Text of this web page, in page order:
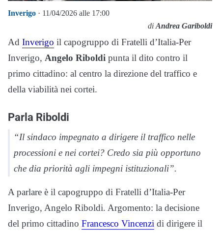
Inverigo · 11/04/2026 alle 17:00
di Andrea Gariboldi
Ad Inverigo il capogruppo di Fratelli d’Italia-Per
Inverigo, Angelo Riboldi punta il dito contro il
primo cittadino: al centro la direzione del traffico e
della viabilità nei cortei.
Parla Riboldi
“Il sindaco impegnato a dirigere il traffico nelle
processioni e nei cortei? Credo sia più opportuno
che dia priorità agli impegni istituzionali”.
A parlare è il capogruppo di Fratelli d’Italia-Per
Inverigo, Angelo Riboldi. Argomento: la decisione
del primo cittadino Francesco Vincenzi di dirigere il